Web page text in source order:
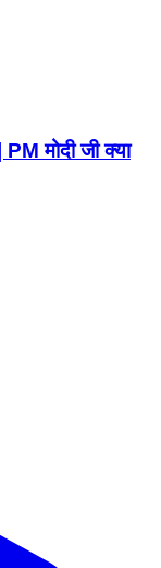
मोदी जी क्या